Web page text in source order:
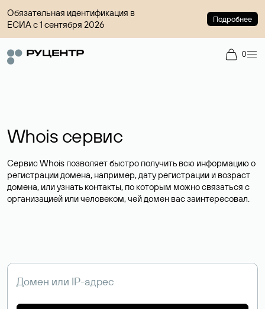
Обязательная идентификация в
ЕСИА с 1 сентября 2026
Подробнее
0
Whois сервис
Сервис Whois позволяет быстро получить всю информацию о
регистрации домена, например, дату регистрации и возраст
домена, или узнать контакты, по которым можно связаться с
организацией или человеком, чей домен вас заинтересовал.